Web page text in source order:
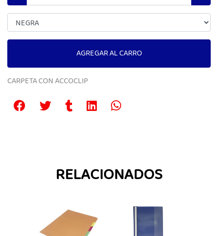
AGREGAR AL CARRO
CARPETA CON ACCOCLIP
RELACIONADOS